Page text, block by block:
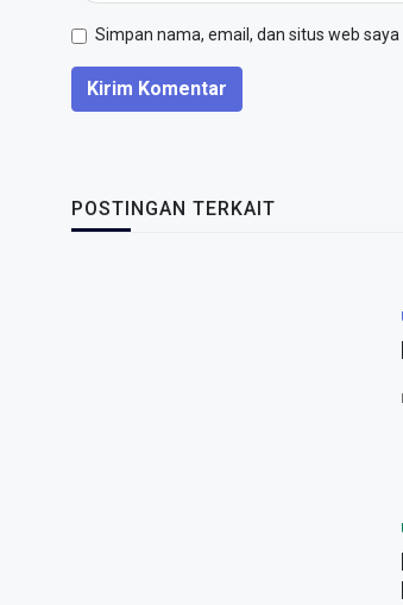
Simpan nama, email, dan situs web
Kirim Komentar
POSTINGAN TERKAIT